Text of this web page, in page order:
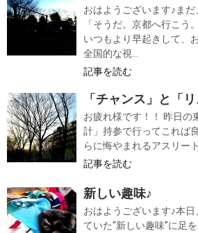
おはようございます♪まだ
「そうだ。京都へ行こう
いつもより早起きして、
全国的な視...
記事を読む
「チャンス」と「リ
お疲れ様です！！ 昨日の
計」持参で行ってこれば
らに悔やまれるアスリー
記事を読む
新しい趣味♪
おはようございます♪本
ていた“新しい趣味”に足